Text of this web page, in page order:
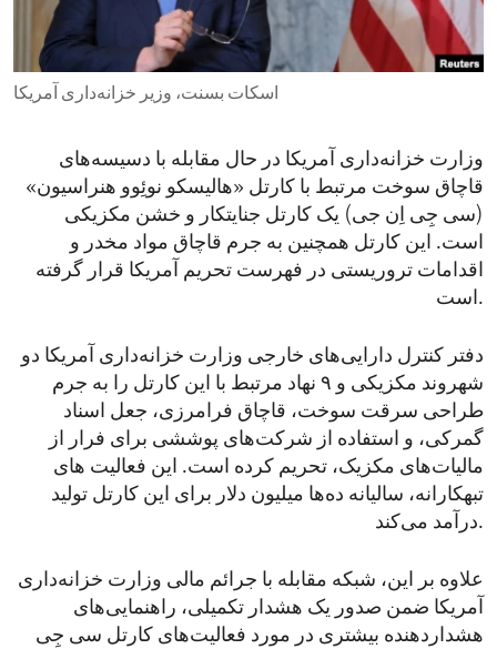
ENVIRONMENT AND HEALTH
IDEALS AND INSTITUTIONS
اسکات بسنت، وزیر خزانه‌داری آمریکا
وزارت خزانه‌داری آمریکا در حال مقابله با دسیسه‌های
قاچاق‌ سوخت مرتبط با کارتل «هالیسکو نوئِوو هنراسیون»
(سی جِی اِن جی) یک کارتل جنایتکار و خشن مکزیکی
است. این کارتل همچنین به جرم قاچاق مواد مخدر و
اقدامات تروریستی در فهرست تحریم آمریکا قرار گرفته
است.
دفتر کنترل دارایی‌های خارجی وزارت خزانه‌داری آمریکا دو
شهروند مکزیکی و ۹ نهاد مرتبط با این کارتل را به جرم
طراحی سرقت سوخت، قاچاق فرامرزی، جعل اسناد
گمرکی، و استفاده از شرکت‌های پوششی برای فرار از
مالیات‌های مکزیک، تحریم کرده است. این فعالیت های
تبهکارانه، سالیانه ده‌ها میلیون دلار برای این کارتل تولید
درآمد می‌کند.
علاوه بر این، شبکه مقابله با جرائم مالی وزارت خزانه‌داری
آمریکا ضمن صدور یک هشدار تکمیلی، راهنمایی‌های
هشدار‌دهنده بیشتری در مورد فعالیت‌های کارتل سی جِی